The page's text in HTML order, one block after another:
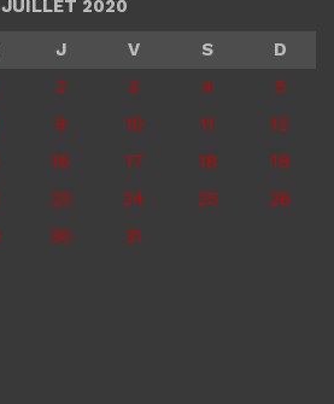
JUILLET 2020
J V S
D
2 3 4
5
9 10 11
12
16 17 18
19
23 24 25
26
30
31